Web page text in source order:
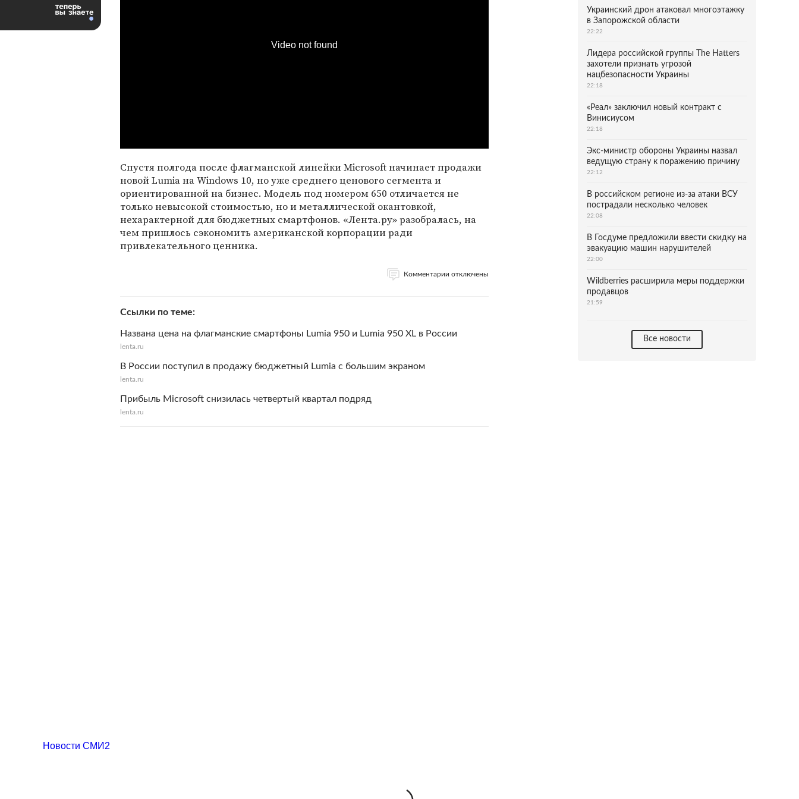
Video not found
Спустя полгода после флагманской линейки Microsoft начинает продажи
новой Lumia на Windows 10, но уже среднего ценового сегмента и
ориентированной на бизнес. Модель под номером 650 отличается не
только невысокой стоимостью, но и металлической окантовкой,
нехарактерной для бюджетных смартфонов. «Лента.ру» разобралась, на
чем пришлось сэкономить американской корпорации ради
привлекательного ценника.
Комментарии отключены
Ссылки по теме
Названа цена на флагманские смартфоны Lumia 950 и Lumia 950 XL в России
lenta.ru
В России поступил в продажу бюджетный Lumia с большим экраном
lenta.ru
Прибыль Microsoft снизилась четвертый квартал подряд
lenta.ru
Украинский дрон атаковал многоэтажку
в Запорожской области
22:22
Лидера российской группы The Hatters
захотели признать угрозой
нацбезопасности Украины
22:18
«Реал» заключил новый контракт с
Винисиусом
22:18
Экс-министр обороны Украины назвал
ведущую страну к поражению причину
22:12
В российском регионе из-за атаки ВСУ
пострадали несколько человек
22:08
В Госдуме предложили ввести скидку на
эвакуацию машин нарушителей
22:00
Wildberries расширила меры поддержки
продавцов
21:59
Все новости
Новости СМИ2